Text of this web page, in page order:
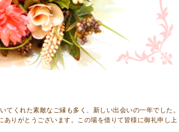
くれた素敵なご縁も多く、新しい出会いの一年でした。
りがとうございます。この場を借りて皆様に御礼申し上